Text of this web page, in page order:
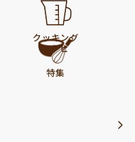
クッキング
レシピ
特集